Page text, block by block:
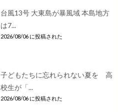
台風13号 大東島が暴風域 本島地方
は7...
2026/08/06 に投稿された
子どもたちに忘れられない夏を 高
校生が「...
2026/08/06 に投稿された